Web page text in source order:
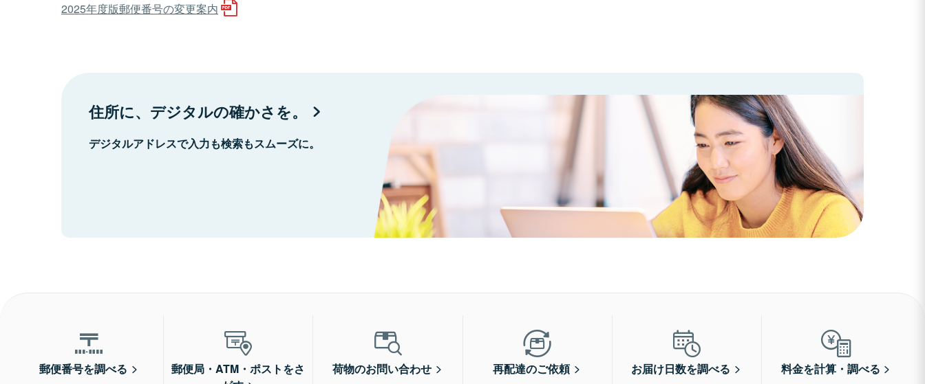
2025年度版郵便番号の変更案内
住所に、デジタルの確かさを。
デジタルアドレスで入力も検索もスムーズに。
郵便番号を調べる
郵便局・ATM・ポストをさ
荷物のお問い合わせ 再配達のご依頼 お届け日数を調べる 料金を計算・調べる